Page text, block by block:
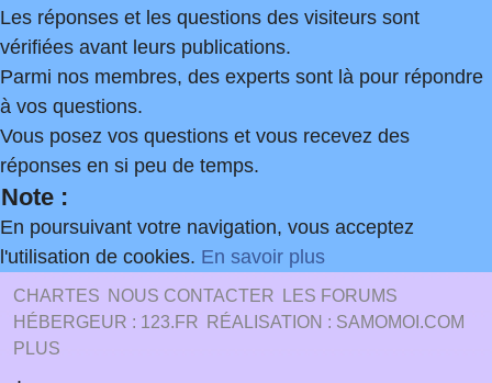
Les réponses et les questions des visiteurs sont
vérifiées avant leurs publications.
Parmi nos membres, des experts sont là pour répondre
à vos questions.
Vous posez vos questions et vous recevez des
réponses en si peu de temps.
Note :
En poursuivant votre navigation, vous acceptez
l'utilisation de cookies. En savoir plus
CHARTES NOUS CONTACTER
LES FORUMS
HÉBERGEUR : 123.FR
RÉALISATION : SAMOMOI.COM
PLUS
.